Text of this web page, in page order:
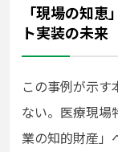
「現場の知
ト実装の未来
この事例が示
ない。医療現場
業の知的財産」